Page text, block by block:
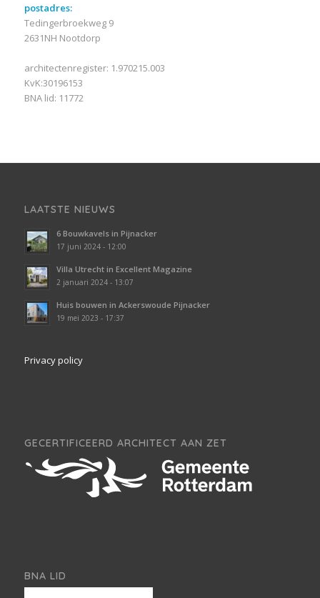
postadres:
Tedingerbroekweg 9
2631NH Nootdorp
architectenregister: 1.970215.003
KvK:30196153
BNA lid: 11772
LAATSTE NIEUWS
6 Bouwkavels in Pijnacker
17 juni 2024 - 12:00
Villa Utrecht in Excellent Magazine
2 januari 2024 - 13:07
Huis bouwen in Ackerswoude Pijnacker
19 mei 2023 - 17:37
Privacy policy
GECERTIFICEERD ARCHITECT AAN ZET
BNA LID